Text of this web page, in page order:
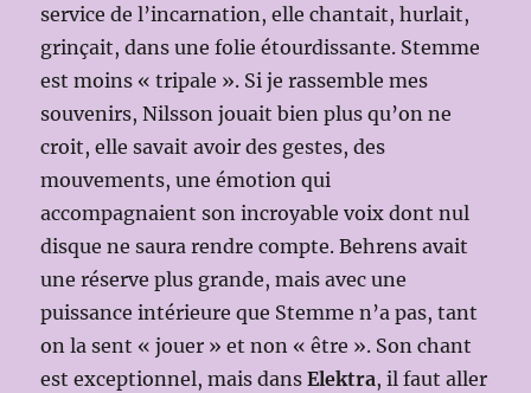
service de l’incarnation, elle chantait, hurlait,
grinçait, dans une folie étourdissante. Stemme
est moins « tripale ». Si je rassemble mes
souvenirs, Nilsson jouait bien plus qu’on ne
croit, elle savait avoir des gestes, des
mouvements, une émotion qui
accompagnaient son incroyable voix dont nul
disque ne saura rendre compte. Behrens avait
une réserve plus grande, mais avec une
puissance intérieure que Stemme n’a pas, tant
on la sent « jouer » et non « être ». Son chant
est exceptionnel, mais dansElektra, il faut aller